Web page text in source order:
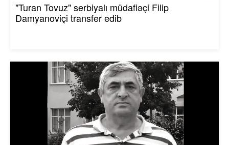
"Turan Tovuz" serbiyalı müdafiəçi Filip
Damyanoviçi transfer edib